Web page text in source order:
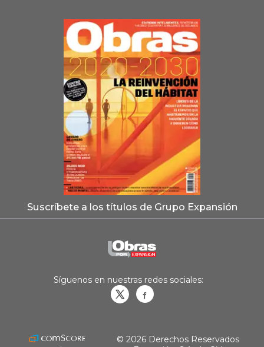
Suscríbete a los títulos de Grupo Expansión
Síguenos en nuestras redes sociales:
© 2026 Derechos Reservados